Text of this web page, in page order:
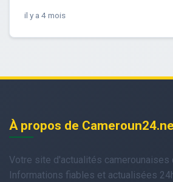
il y a 4 mois
À propos de
Votre site d'actualités camerounaises
Informations fiables et actualisées